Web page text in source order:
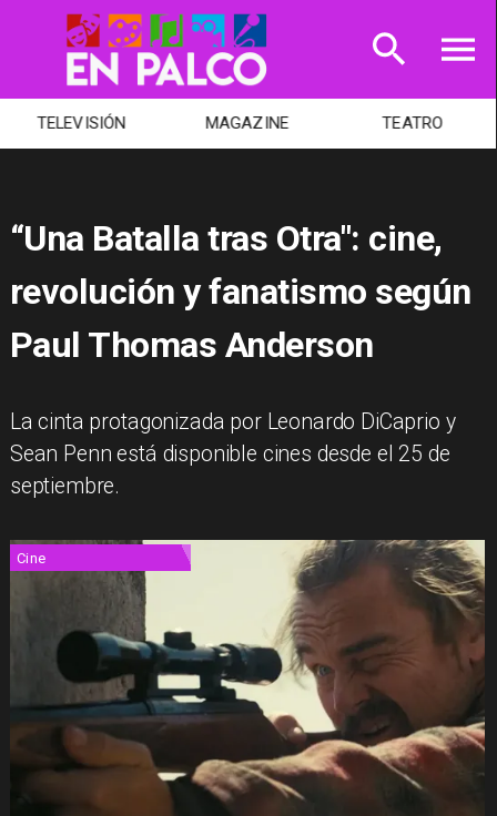
TELEVISIÓN MAGAZINE TEATRO
“Una Batalla tras Otra": cine,
revolución y fanatismo según
Paul Thomas Anderson
La cinta protagonizada por Leonardo DiCaprio y
Sean Penn está disponible cines desde el 25 de
septiembre.
Cine